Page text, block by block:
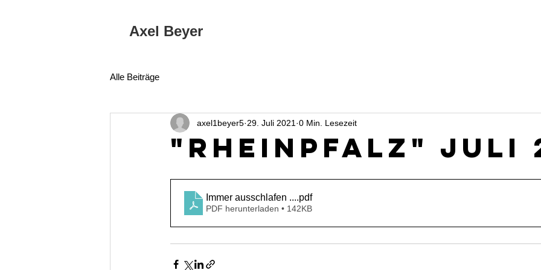
Axel Beyer
Alle Beiträge
"Rheinpfalz" Juli
axel1beyer5 29. Juli 2021 0 Min. Lesezeit
Immer ausschlafen ....pdf
PDF herunterladen • 142KB